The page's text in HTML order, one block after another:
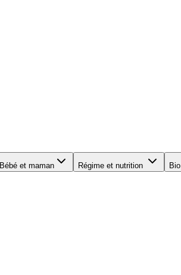
Bébé et maman Régime et nutrition Bio